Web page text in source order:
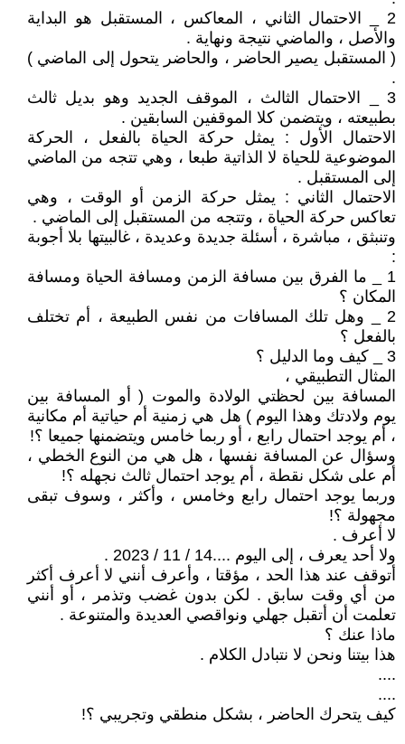
2 _ الاحتمال الثاني ، المعاكس ، المستقبل هو البداية
والأصل ، والماضي نتيجة ونهاية .
( المستقبل يصير الحاضر ، والحاضر يتحول إلى الماضي )
.
3 _ الاحتمال الثالث ، الموقف الجديد وهو بديل ثالث
بطبيعته ، ويتضمن كلا الموقفين السابقين .
الاحتمال الأول : يمثل حركة الحياة بالفعل ، الحركة
الموضوعية للحياة لا الذاتية طبعا ، وهي تتجه من الماضي
إلى المستقبل .
الاحتمال الثاني : يمثل حركة الزمن أو الوقت ، وهي
تعاكس حركة الحياة ، وتتجه من المستقبل إلى الماضي .
وتنبثق ، مباشرة ، أسئلة جديدة وعديدة ، غالبيتها بلا أجوبة
:
1 _ ما الفرق بين مسافة الزمن ومسافة الحياة ومسافة
المكان ؟
2 _ وهل تلك المسافات من نفس الطبيعة ، أم تختلف
بالفعل ؟
3 _ كيف وما الدليل ؟
المثال التطبيقي ،
المسافة بين لحظتي الولادة والموت ( أو المسافة بين
يوم ولادتك وهذا اليوم ) هل هي زمنية أم حياتية أم مكانية
، أم يوجد احتمال رابع ، أو ربما خامس ويتضمنها جميعا ؟!
وسؤال عن المسافة نفسها ، هل هي من النوع الخطي ،
أم على شكل نقطة ، أم يوجد احتمال ثالث نجهله ؟!
وربما يوجد احتمال رابع وخامس ، وأكثر ، وسوف تبقى
مجهولة ؟!
لا أعرف .
ولا أحد يعرف ، إلى اليوم ....14 / 11 / 2023 .
أتوقف عند هذا الحد ، مؤقتا ، وأعرف أنني لا أعرف أكثر
من أي وقت سابق . لكن بدون غضب وتذمر ، أو أنني
تعلمت أن أتقبل جهلي ونواقصي العديدة والمتنوعة .
ماذا عنك ؟
هذا بيتنا ونحن لا نتبادل الكلام .
....
....
كيف يتحرك الحاضر ، بشكل منطقي وتجريبي ؟!